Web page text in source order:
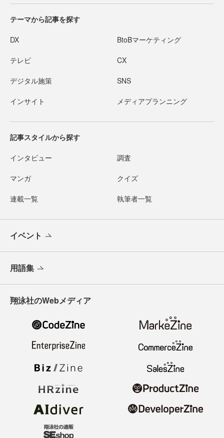
テーマから記事を探す
DX BtoBマーケティング
テレビ CX
デジタル施策 SNS
インサイト メディアプランニング
記事スタイルから探す
インタビュー 調査
マンガ クイズ
連載一覧 執筆者一覧
イベント
用語集
翔泳社のWebメディア